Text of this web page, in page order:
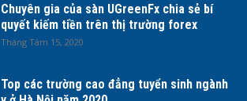
Chuyên gia của sàn UGreenFx chia sẻ bí
quyết kiếm tiền trên thị trường forex
Tháng Tám 15, 2020
Top các trường cao đẳng tuyển sinh ngành